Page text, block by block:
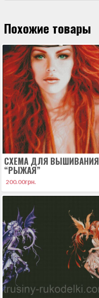
Похожие товары
СХЕМА ДЛЯ ВЫШИВАНИЯ
“РЫЖАЯ”
200.00грн.